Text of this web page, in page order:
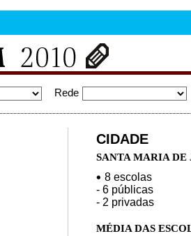
Rede
CIDADE
SANTA MARIA DE
8 escolas
- 6 públicas
- 2 privadas
MÉDIA DAS